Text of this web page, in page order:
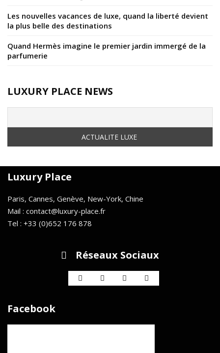
Les nouvelles vacances de luxe, quand la liberté devient
la plus belle des destinations
Quand Hermès imagine le premier jardin immergé de la
parfumerie
LUXURY PLACE NEWS
Luxury Place
Paris, Cannes, Genève, New-York, Chine
Mail : contact@luxury-place.fr
Tel : +33 (0)652 176 878
Réseaux Sociaux
Facebook